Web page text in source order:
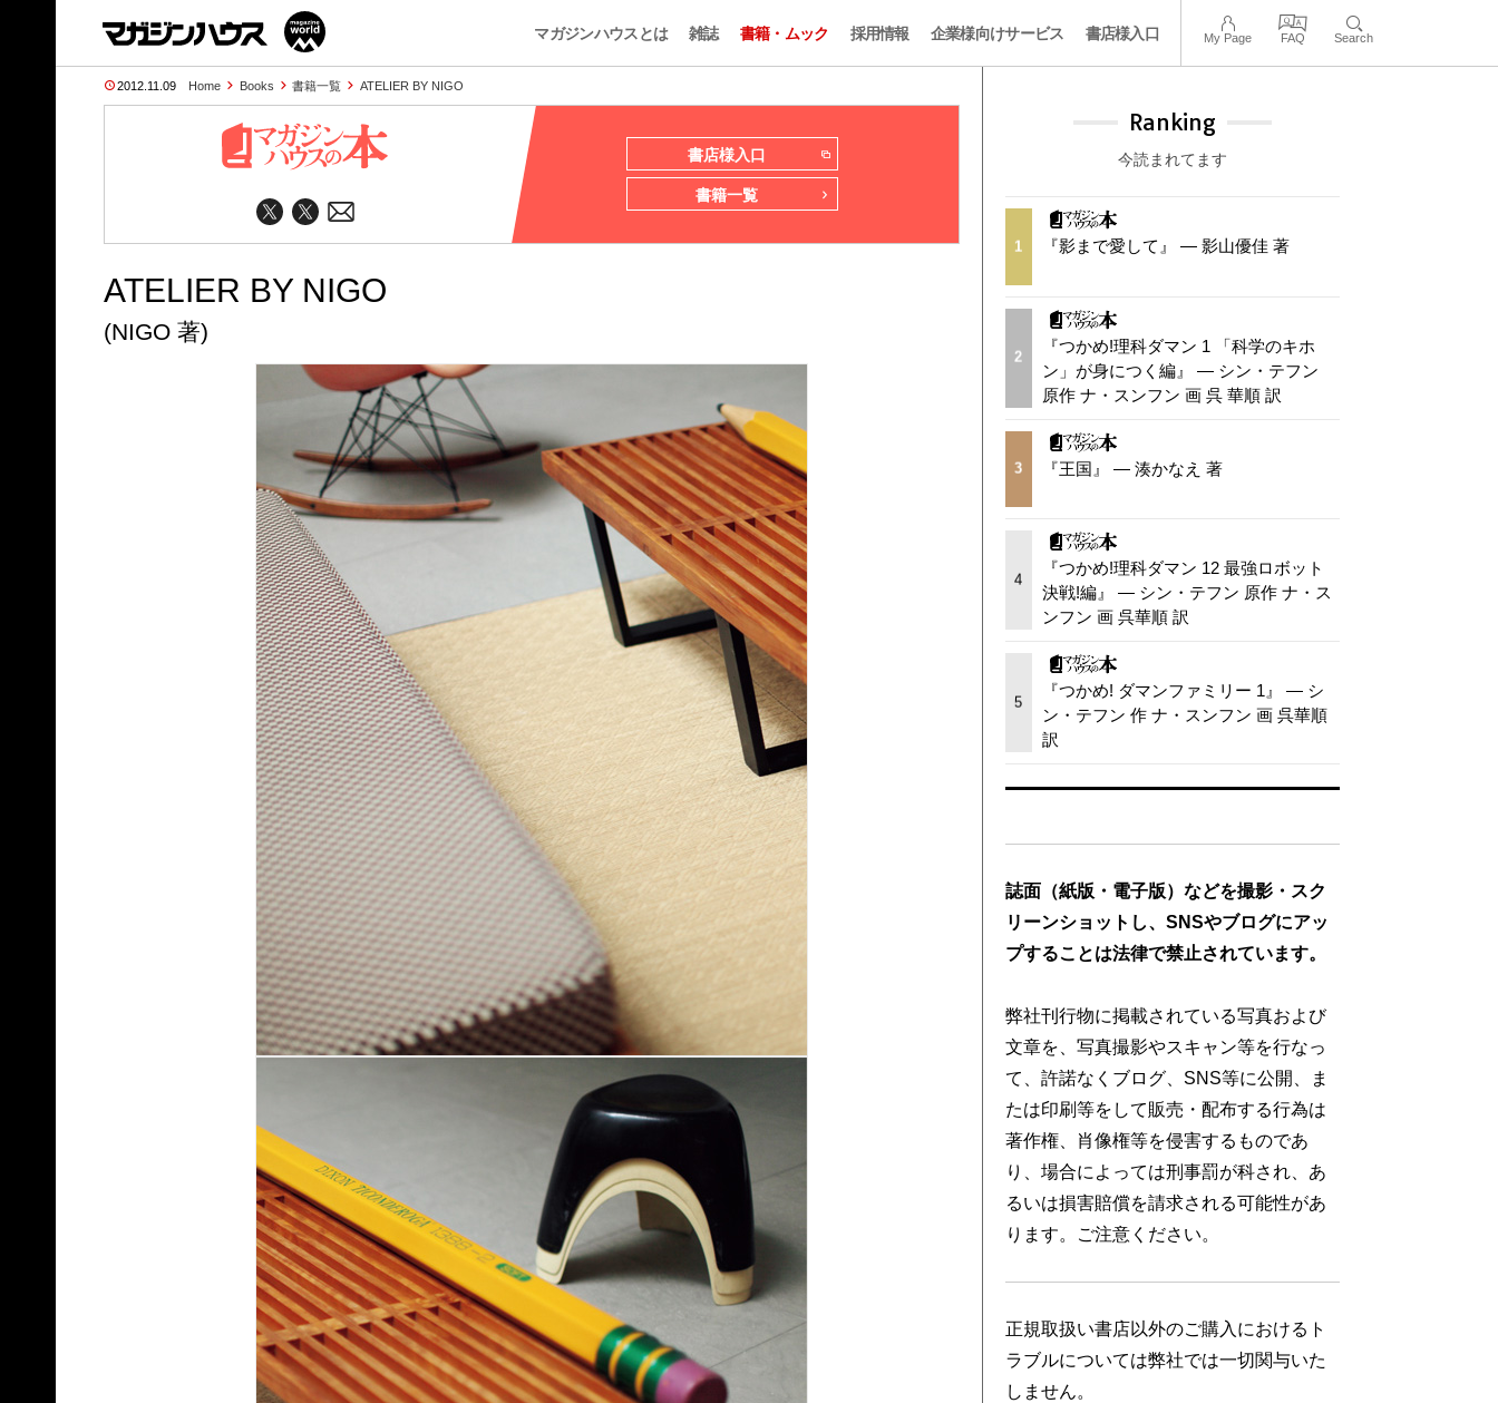
マガジンハウスとは 雑誌 書籍・ムック 採用情報 企業様向けサービス 書店様入口 My Page FAQ Search
2012.11.09 Home Books 書籍一覧 ATELIER BY NIGO
書店様入口
書籍一覧
ATELIER BY NIGO
(NIGO 著)
Ranking
今読まれてます
1 『影まで愛して』 — 影山優佳 著
2
『つかめ!理科ダマン 1 「科学のキホ
ン」が身につく編』 — シン・テフン
原作 ナ・スンフン 画 呉 華順 訳
3 『王国』 — 湊かなえ 著
4
『つかめ!理科ダマン 12 最強ロボット
決戦!編』 — シン・テフン 原作 ナ・ス
ンフン 画 呉華順 訳
5
『つかめ! ダマンファミリー 1』 — シ
ン・テフン 作 ナ・スンフン 画 呉華順
訳
誌面（紙版・電子版）などを撮影・スク
リーンショットし、SNSやブログにアッ
プすることは法律で禁止されています。
弊社刊行物に掲載されている写真および
文章を、写真撮影やスキャン等を行なっ
て、許諾なくブログ、SNS等に公開、ま
たは印刷等をして販売・配布する行為は
著作権、肖像権等を侵害するものであ
り、場合によっては刑事罰が科され、あ
るいは損害賠償を請求される可能性があ
ります。ご注意ください。
正規取扱い書店以外のご購入におけるト
ラブルについては弊社では一切関与いた
しません。